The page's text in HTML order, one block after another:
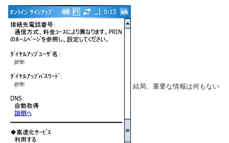
結局、重要な情報は何もない